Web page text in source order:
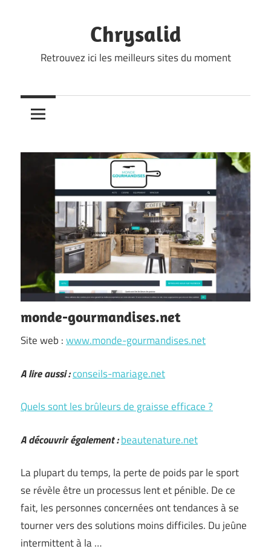
Chrysalid
Retrouvez ici les meilleurs sites du moment
monde-gourmandises.net
Site web :www.monde-gourmandises.net
A lire aussi :conseils-mariage.net
Quels sont les brûleurs de graisse efficace ?
A découvrir également :beautenature.net
La plupart du temps, la perte de poids par le sport
se révèle être un processus lent et pénible. De ce
fait, les personnes concernées ont tendances à se
tourner vers des solutions moins difficiles. Du jeûne
intermittent à la …